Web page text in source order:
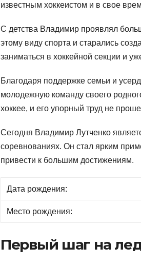
известным хоккеистом и в свое
С детства Владимир проявлял
этому виду спорта и старались
заниматься в хоккейной секции и
Благодаря поддержке семьи и
молодежную команду своего
хоккее, и его упорный труд не
Сегодня Владимир Лутченко
соревнованиях. Он стал ярким
привести к большим достижениям.
Дата рождения:
Место рождения:
Первый шаг на